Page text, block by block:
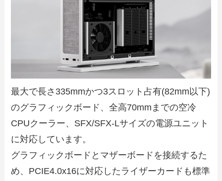
最大で長さ335mmかつ3スロット占有(82mm以下)
のグラフィックボード、全高70mmまでの空冷
CPUクーラー、SFX/SFX-Lサイズの電源ユニット
に対応しています。
グラフィックボードとマザーボードを接続するた
め、PCIE4.0x16に対応したライザーカードも標準